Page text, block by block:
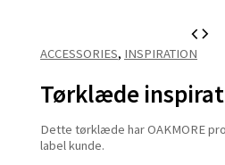
ACCESSORIES, INSPIRATION
Tørklæde
Dette tørklæde har OAKMORE
label kunde.